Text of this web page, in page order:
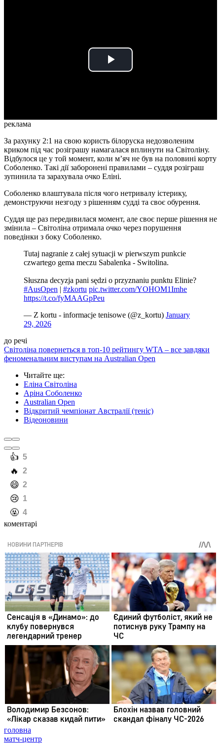
Play
реклама
За рахунку 2:1 на свою користь білоруска недозволеним
криком під час розіграшу намагалася вплинути на Світоліну.
Відбулося це у той момент, коли м’яч не був на половині корту
Соболенко. Такі дії заборонені правилами – суддя розіграш
зупинила та зарахувала очко Еліні.
Соболенко влаштувала після чого нетривалу істерику,
демонструючи незгоду з рішенням судді та своє обурення.
Суддя ще раз передивилася момент, але своє перше рішення не
змінила – Світоліна отримала очко через порушення
поведінки з боку Соболенко.
Tutaj nagranie z całej sytuacji w pierwszym punkcie
czwartego gema meczu Sabalenka - Switolina.
Słuszna decyzja pani sędzi o przyznaniu punktu Elinie?
#AusOpen | #zkortu pic.twitter.com/YOHOM1Imhe
https://t.co/fyMAAGpPeu
— Z kortu - informacje tenisowe (@z_kortu) January
29, 2026
до речі
Світоліна повернеться в топ-10 рейтингу WTA – все завдяки
феноменальним виступам на Australian Open
Читайте ще:
Еліна Світоліна
Аріна Соболенко
Australian Open
Відкритий чемпіонат Австралії (теніс)
Відеоновини
️👍 5
️🔥 2
️😄 2
️😢 1
️🤬 4
коментарі
головна
матч-центр